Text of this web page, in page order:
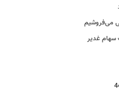
سهام غدیر